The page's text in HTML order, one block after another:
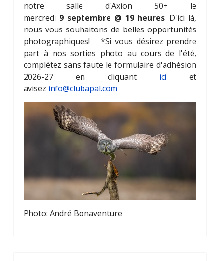
notre salle d'Axion 50+ le
mercredi 9 septembre @ 19 heures. D'ici là,
nous vous souhaitons de belles opportunités
photographiques! *Si vous désirez prendre
part à nos sorties photo au cours de l'été,
complétez sans faute le formulaire d'adhésion
2026-27 en cliquant ici et
avisez info@clubapal.com
Photo: André Bonaventure